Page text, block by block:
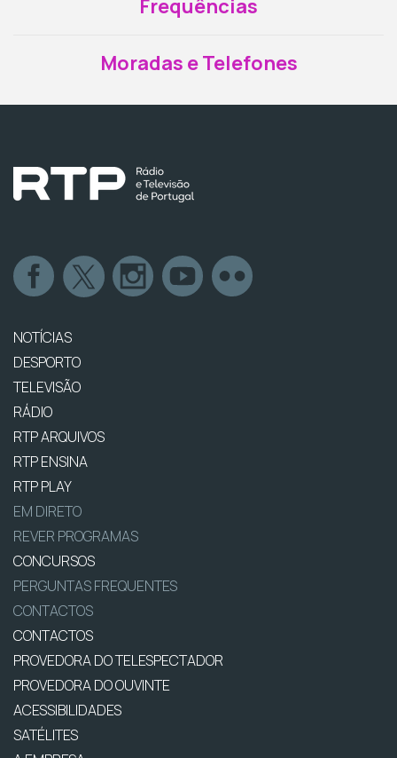
Frequências
Moradas e Telefones
NOTÍCIAS
DESPORTO
TELEVISÃO
RÁDIO
RTP ARQUIVOS
RTP ENSINA
RTP PLAY
EM DIRETO
REVER PROGRAMAS
CONCURSOS
PERGUNTAS FREQUENTES
CONTACTOS
CONTACTOS
PROVEDORA DO TELESPECTADOR
PROVEDORA DO OUVINTE
ACESSIBILIDADES
SATÉLITES